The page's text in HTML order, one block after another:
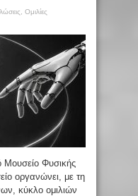
Ομιλίες
Μουσείο Φυσικής
οργανώνει, με τη
κύκλο ομιλιών